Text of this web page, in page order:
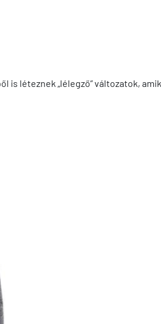
léteznek „lélegző” változatok,